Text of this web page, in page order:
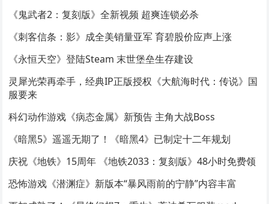
《鬼武者2：复刻版》全新视频 超爽连锁必杀
《刺客信条：影》成全美销量亚军 育碧股价应声上涨
《永恒天空》登陆Steam 末世堡垒生存建设
灵犀光荣再牵手，经典IP正版授权《大航海时代：传说》国
服要来
科幻动作游戏《病态金属》新预告 主角大战Boss
《暗黑5》遥遥无期了！《暗黑4》已制定十二年规划
庆祝《地铁》15周年 《地铁2033：复刻版》48小时免费领
恐怖游戏《潜渊症》新版本“暴风雨前的宁静”内容丰富